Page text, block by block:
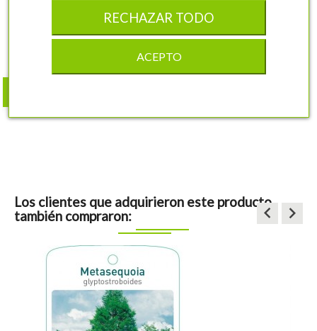
3,5 x 10 cm
100 unidades
4,51 €
Los clientes que adquirieron este producto
también compraron:
keyboard_arrow_left keyboard_arrow_right
RECHAZAR TODO
ACEPTO